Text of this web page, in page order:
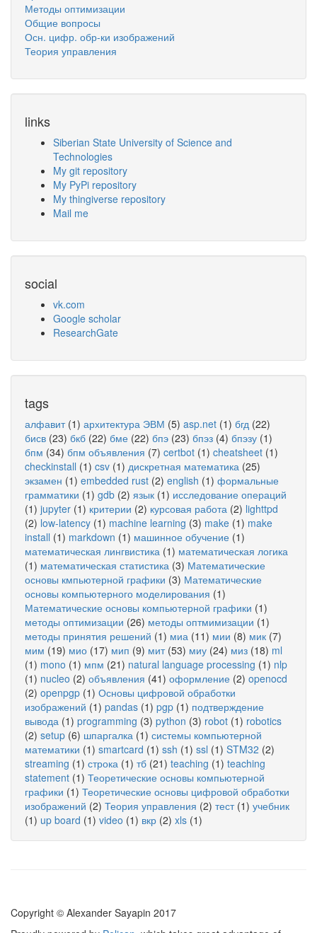
Методы оптимизации
Общие вопросы
Осн. цифр. обр-ки изображений
Теория управления
links
Siberian State University of Science and
Technologies
My git repository
My PyPi repository
My thingiverse repository
Mail me
social
vk.com
Google scholar
ResearchGate
tags
алфавит(1) архитектура ЭВМ (5) asp.net (1) бгд (22)
бисв (23) бкб (22) бме (22) бпэ (23) бпэз (4) бпэзу (1)
бпм (34) бпм объявления (7) certbot (1) cheatsheet (1)
checkinstall (1) csv (1) дискретная математика (25)
экзамен (1) embedded rust (2) english (1) формальные
грамматики (1) gdb (2) язык (1) исследование операций
(1) jupyter (1) критерии (2) курсовая работа (2) lighttpd
(2) low-latency (1) machine learning (3) make (1) make
install (1) markdown (1) машинное обучение (1)
математическая лингвистика (1) математическая логика
(1) математическая статистика (3) Математические
основы кмпьютерной графики (3) Математические
основы компьютерного моделирования (1)
Математические основы компьютерной графики (1)
методы оптимизации (26) методы оптмимизации (1)
методы принятия решений (1) миа (11) мии (8) мик (7)
мим (19) мио (17) мип (9) мит(53) миу (24) миз (18) ml
(1) mono (1) мпм (21) natural language processing (1) nlp
(1) nucleo (2) объявления (41) оформление (2) openocd
(2) openpgp (1) Основы цифровой обработки
изображений (1) pandas (1) pgp (1) подтверждение
вывода (1) programming (3) python (3) robot (1) robotics
(2) setup (6) шпаргалка (1) системы компьютерной
математики (1) smartcard (1) ssh (1) ssl (1) STM32 (2)
streaming (1) строка (1) тб (21) teaching (1) teaching
statement (1) Теоретические основы компьютерной
графики (1) Теоретические основы цифровой обработки
изображений (2) Теория управления (2) тест(1) учебник
(1) up board (1) video (1) вкр (2) xls (1)
Copyright © Alexander Sayapin 2017